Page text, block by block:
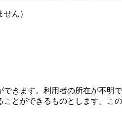
ん）
きます。利用者の所在が不明
とができるものとします。こ